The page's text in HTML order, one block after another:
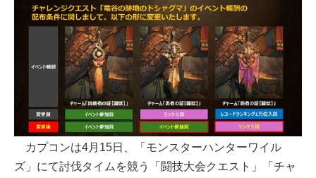
カプコンは4月15日、「モンスターハンターワイル
ズ」にて討伐タイムを競う「闘技大会クエスト」「チャ